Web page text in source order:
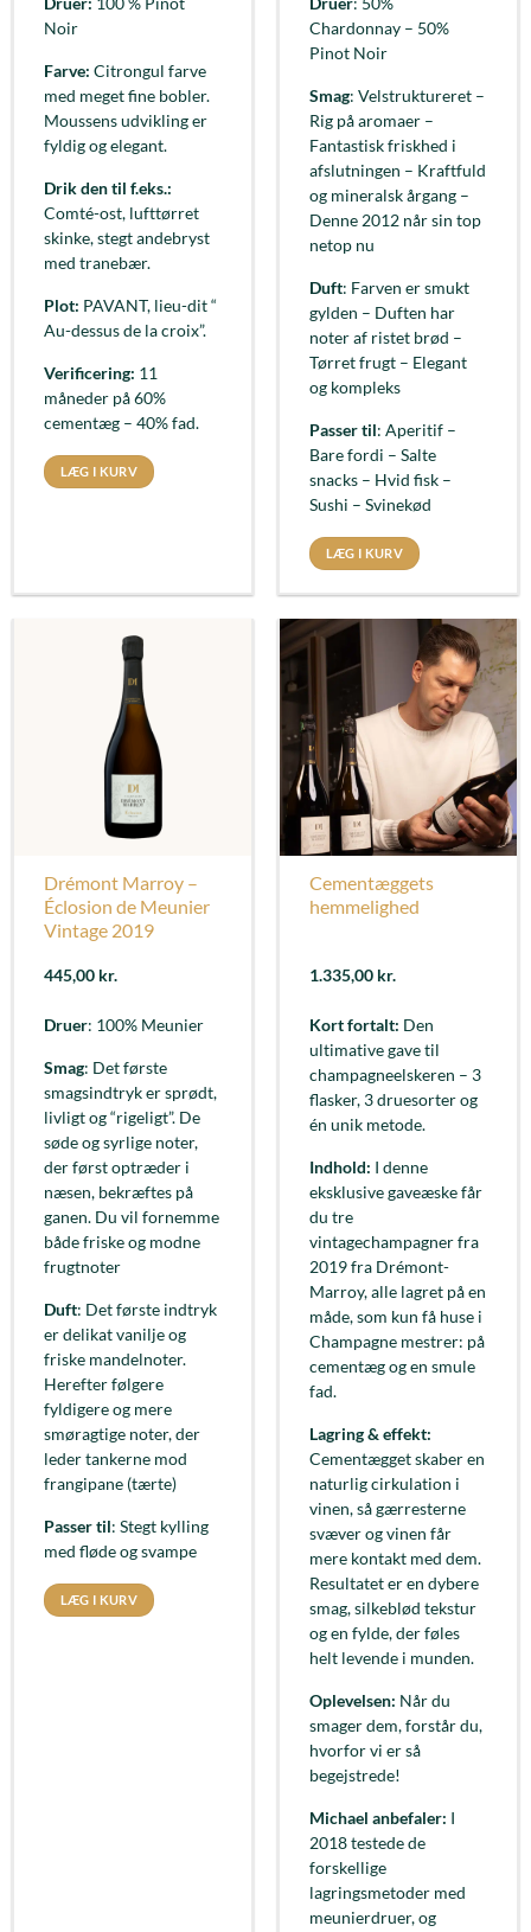
Noir
Farve: Citrongul farve
med meget fine bobler.
Moussens udvikling er
fyldig og elegant.
Drik den til f.eks.:
Comté-ost, lufttørret
skinke, stegt andebryst
med tranebær.
Plot: PAVANT, lieu-dit “
Au-dessus de la croix”.
Verificering: 11
måneder på 60%
cementæg – 40% fad.
LÆG I KURV
Chardonnay – 50%
Pinot Noir
Smag: Velstruktureret –
Rig på aromaer –
Fantastisk friskhed i
afslutningen – Kraftfuld
og mineralsk årgang –
Denne 2012 når sin top
netop nu
Duft: Farven er smukt
gylden – Duften har
noter af ristet brød –
Tørret frugt – Elegant
og kompleks
Passer til: Aperitif –
Bare fordi – Salte
snacks – Hvid fisk –
Sushi – Svinekød
LÆG I KURV
Drémont Marroy –
Éclosion de Meunier
Vintage 2019
445,00 kr.
Druer: 100% Meunier
Smag: Det første
smagsindtryk er sprødt,
livligt og “rigeligt”. De
søde og syrlige noter,
der først optræder i
næsen, bekræftes på
ganen. Du vil fornemme
både friske og modne
frugtnoter
Duft: Det første indtryk
er delikat vanilje og
friske mandelnoter.
Herefter følgere
fyldigere og mere
smøragtige noter, der
leder tankerne mod
frangipane (tærte)
Passer til: Stegt kylling
med fløde og svampe
LÆG I KURV
Cementæggets
hemmelighed
1.335,00 kr.
Kort fortalt: Den
ultimative gave til
champagneelskeren – 3
flasker, 3 druesorter og
én unik metode.
Indhold: I denne
eksklusive gaveæske får
du tre
vintagechampagner fra
2019 fra Drémont-
Marroy, alle lagret på en
måde, som kun få huse i
Champagne mestrer: på
cementæg og en smule
fad.
Lagring & effekt:
Cementægget skaber en
naturlig cirkulation i
vinen, så gærresterne
svæver og vinen får
mere kontakt med dem.
Resultatet er en dybere
smag, silkeblød tekstur
og en fylde, der føles
helt levende i munden.
Oplevelsen: Når du
smager dem, forstår du,
hvorfor vi er så
begejstrede!
Michael anbefaler: I
2018 testede de
forskellige
lagringsmetoder med
meunierdruer, og